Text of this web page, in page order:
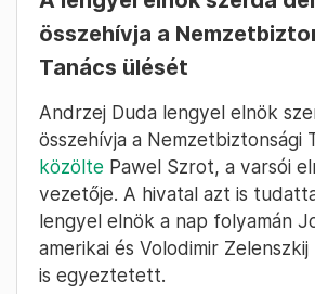
összehívja a
Tanács ülését
Andrzej Duda lengyel elnök
összehívja a Nemzetbiztonsági
közölte Pawel Szrot, a varsói
vezetője. A hivatal azt is
lengyel elnök a nap folyamán
amerikai és Volodimir Zelenszkij
is egyeztetett.